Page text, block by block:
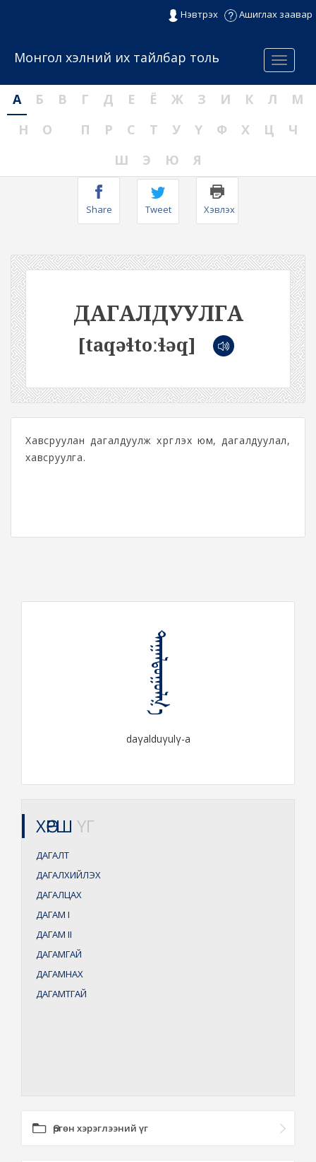
Нэвтрэх Ашиглах заавар
Menu
Монгол хэлний их тайлбар толь
А Б В Г Д Е Ё Ж З И К Л
М
Н
О П Р С Т У Ү Ф Х Ц
Ч
Ш
Э Ю Я
Share Tweet Хэвлэх
ДАГАЛДУУЛГА
[taqəɬtoːɬəq]
Хавсруулан дагалдуулж хүргүүлэх юм, дагалдуулал,
хавсруулга.
ᠳᠠᠭᠠᠯᠳᠤᠭᠤᠯᠭ᠎ᠠ
daγalduγulγ-a
ХӨРШ ҮГ
ДАГАЛТ
ДАГАЛХИЙЛЭХ
ДАГАЛЦАХ
ДАГАМ I
ДАГАМ II
ДАГАМГАЙ
ДАГАМНАХ
ДАГАМТГАЙ
Өргөн хэрэглээний үг